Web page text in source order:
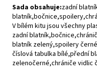
Sada obsahuje:zadní
V bílém kitu jsou všechny
zadní
blatník zelený,spoilery
číslová tabulka bílé,přední
zelenočerné,chrániče vidlic